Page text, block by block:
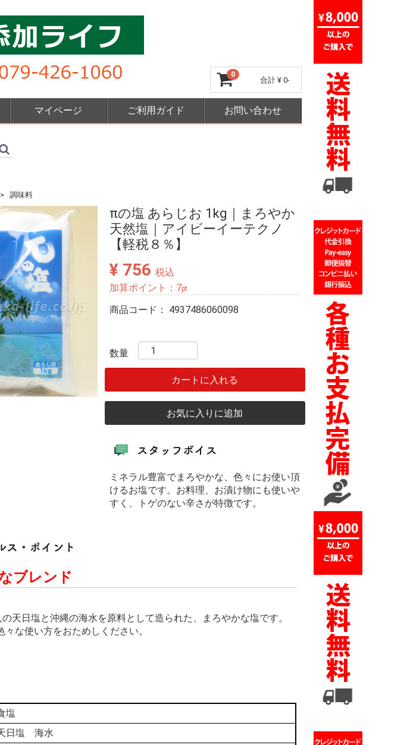
マイページ ご利用ガイド お問い合わせ
調味料
πの塩 あらじお 1kg｜まろやか
天然塩｜アイビーイーテクノ
【軽税８％】
¥ 756 税込
加算ポイント： 7pt
商品コード： 4937486060098
数量
カートに入れる
お気に入りに追加
ミネラル豊富でまろやかな、色々にお使い頂
けるお塩です。お料理、お漬け物にも使いや
すく、トゲのない辛さが特徴です。
ブレンド
天日塩と沖縄の海水を原料として造られた、まろやかな塩です。
な使い方をおためしください。
塩
日塩 海水
0
合計¥ 0-